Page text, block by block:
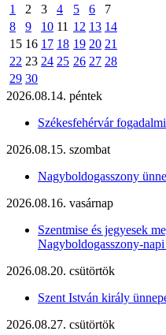
1
2 3 4 5 6
7
8
9 10 11 12 13 14
15 16 17 18 19 20 21
22 23 24 25 26 27 28
29 30
2026.08.14. péntek
Székesfehérvár
2026.08.15. szombat
Nagyboldogasszony
2026.08.16. vasárnap
Szentmise és jegyesek
Nagyboldogasszony-
2026.08.20. csütörtök
Szent István király
2026.08.27. csütörtök